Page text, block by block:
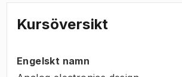
Kursöversikt
Engelskt namn